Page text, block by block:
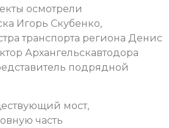
осмотрели
Игорь Скубенко,
транспорта региона Денис
Архангельскавтодора
подрядной
мост,
часть